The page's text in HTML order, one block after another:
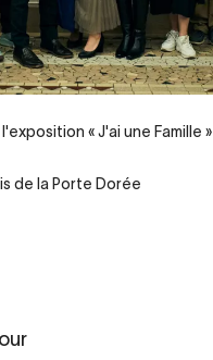
« J'ai une Famille »
de la Porte Dorée